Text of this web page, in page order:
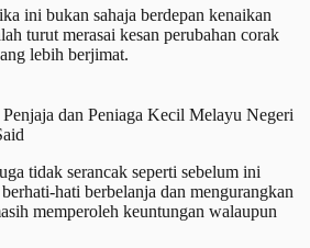
ini bukan sahaja berdepan kenaikan
turut merasai kesan perubahan corak
lebih berjimat.
dan Peniaga Kecil Melayu Negeri
tidak serancak seperti sebelum ini
hati berbelanja dan mengurangkan
memperoleh keuntungan walaupun